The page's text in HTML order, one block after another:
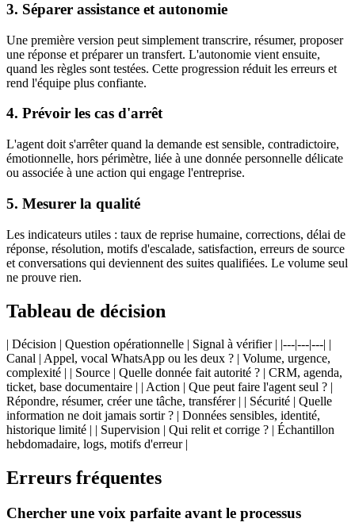
3. Séparer assistance et autonomie
Une première version peut simplement transcrire, résumer, proposer
une réponse et préparer un transfert. L'autonomie vient ensuite,
quand les règles sont testées. Cette progression réduit les erreurs et
rend l'équipe plus confiante.
4. Prévoir les cas d'arrêt
L'agent doit s'arrêter quand la demande est sensible, contradictoire,
émotionnelle, hors périmètre, liée à une donnée personnelle délicate
ou associée à une action qui engage l'entreprise.
5. Mesurer la qualité
Les indicateurs utiles : taux de reprise humaine, corrections, délai de
réponse, résolution, motifs d'escalade, satisfaction, erreurs de source
et conversations qui deviennent des suites qualifiées. Le volume seul
ne prouve rien.
Tableau de décision
| Décision | Question opérationnelle | Signal à vérifier | |---|---|---| |
Canal | Appel, vocal WhatsApp ou les deux ? | Volume, urgence,
complexité | | Source | Quelle donnée fait autorité ? | CRM, agenda,
ticket, base documentaire | | Action | Que peut faire l'agent seul ? |
Répondre, résumer, créer une tâche, transférer | | Sécurité | Quelle
information ne doit jamais sortir ? | Données sensibles, identité,
historique limité | | Supervision | Qui relit et corrige ? | Échantillon
hebdomadaire, logs, motifs d'erreur |
Erreurs fréquentes
Chercher une voix parfaite avant le processus